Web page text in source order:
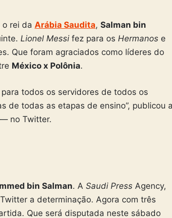
rei da Arábia Saudita, Salman bin
Lionel Messi fez para os Hermanos e
Que foram agraciados como líderes do
México x Polônia.
todos os servidores de todos os
de todas as etapas de ensino”, publicou
no Twitter.
bin Salman. A Saudi Press Agency,
a determinação. Agora com três
Que será disputada neste sábado